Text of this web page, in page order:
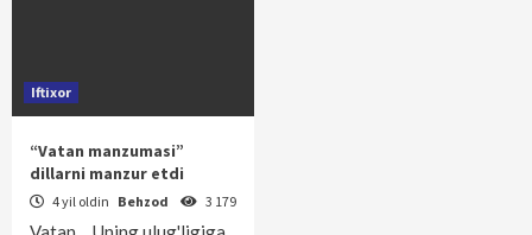
Iftixor
“Vatan manzumasi”
dillarni manzur etdi
4 yil oldin Behzod 3 179